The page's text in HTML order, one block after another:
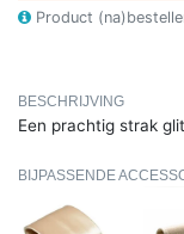
Product
BESCHRIJVING
Een prachtig strak
BIJPASSENDE